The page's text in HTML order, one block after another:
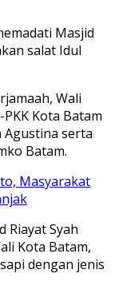
Masjid
salat Idul
Wali
Kota Batam
serta
Batam.
Masyarakat
Riayat Syah
Kota Batam,
dengan jenis